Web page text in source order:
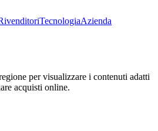
TecnologiaAzienda
per visualizzare i contenuti adatti
acquisti online.